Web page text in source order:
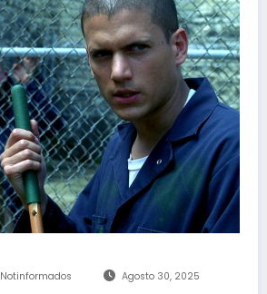
Notinformados Agosto 30, 2025